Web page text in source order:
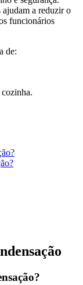
ajudam a reduzir o
funcionários
de: